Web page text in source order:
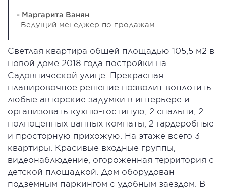
- Маргарита Ванян
Ведущий менеджер по продажам
Светлая квартира общей площадью 105,5 м2 в
новой доме 2018 года постройки на
Садовнической улице. Прекрасная
планировочное решение позволит воплотить
любые авторские задумки в интерьере и
организовать кухню-гостиную, 2 спальни, 2
полноценных ванных комнаты, 2 гардеробные
и просторную прихожую. На этаже всего 3
квартиры. Красивые входные группы,
видеонаблюдение, огороженная территория с
детской площадкой. Дом оборудован
подземным паркингом с удобным заездом. В